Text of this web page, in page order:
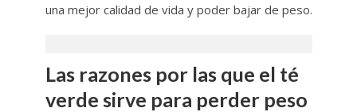
una mejor calidad de vida y poder bajar de peso.
Las razones por las que el té
verde sirve para perder peso